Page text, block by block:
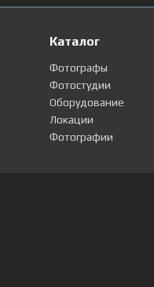
Каталог
Фотографы
Фотостудии
Оборудование
Локации
Фотографии